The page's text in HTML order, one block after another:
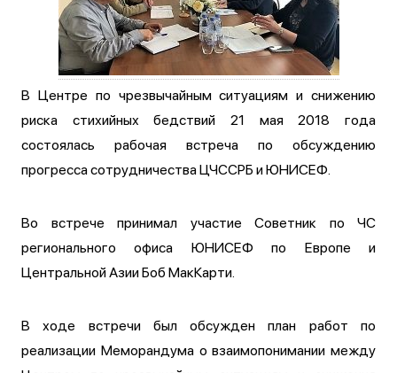
В Центре по чрезвычайным ситуациям и снижению
риска стихийных бедствий 21 мая 2018 года
состоялась рабочая встреча по обсуждению
прогресса сотрудничества ЦЧССРБ и ЮНИСЕФ.
Во встрече принимал участие Советник по ЧС
регионального офиса ЮНИСЕФ по Европе и
Центральной Азии Боб МакКарти.
В ходе встречи был обсужден план работ по
реализации Меморандума о взаимопонимании между